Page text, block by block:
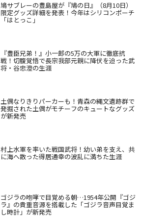
鳩サブレーの豊島屋が『鳩の日』（8月10日）
限定グッズ詳細を発表！今年はシリコンポーチ
「はとっこ」
『豊臣兄弟！』小一郎の5万の大軍に徹底抗
戦！切腹覚悟で長宗我部元親に降伏を迫った武
将・谷忠澄の生涯
土偶なりきりパーカーも！青森の縄文遺跡群で
発掘された土偶がモチーフのキュートなグッズ
が新発売
村上水軍を率いた戦国武将！幼い弟を支え、共
に海へ散った得居通幸の波乱に満ちた生涯
ゴジラの咆哮で目覚める朝…1954年公開『ゴジ
ラ』の貴重音源を搭載した「ゴジラ音声目覚ま
し時計」が新発売